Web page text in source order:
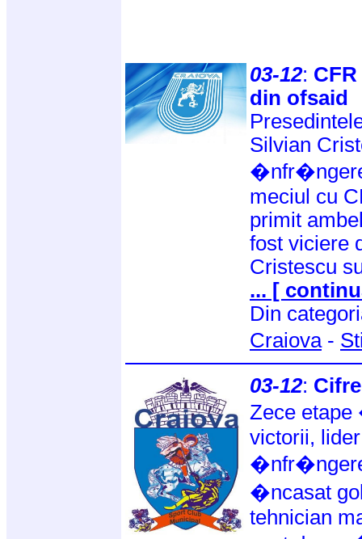
03-12:
din ofsaid
Silvian
meciul cu
primit
fost viciere
Cristescu
... [
Din
Craiova-
03-12:
Zece etape
victorii,
�ncasat
tehnician